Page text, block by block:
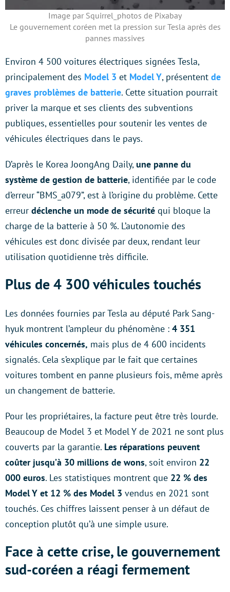
Image par Squirrel_photos de Pixabay
Le gouvernement coréen met la pression sur Tesla après des
pannes massives
Environ 4 500 voitures électriques signées Tesla,
principalement des Model 3 et Model Y, présentent de
graves problèmes de batterie. Cette situation pourrait
priver la marque et ses clients des subventions
publiques, essentielles pour soutenir les ventes de
véhicules électriques dans le pays.
D’après le Korea JoongAng Daily, une panne du
système de gestion de batterie, identifiée par le code
d’erreur “BMS_a079”, est à l’origine du problème. Cette
erreur déclenche un mode de sécurité qui bloque la
charge de la batterie à 50 %. L’autonomie des
véhicules est donc divisée par deux, rendant leur
utilisation quotidienne très difficile.
Plus de 4 300 véhicules touchés
Les données fournies par Tesla au député Park Sang-
hyuk montrent l’ampleur du phénomène : 4 351
véhicules concernés, mais plus de 4 600 incidents
signalés. Cela s’explique par le fait que certaines
voitures tombent en panne plusieurs fois, même après
un changement de batterie.
Pour les propriétaires, la facture peut être très lourde.
Beaucoup de Model 3 et Model Y de 2021 ne sont plus
couverts par la garantie. Les réparations peuvent
coûter jusqu’à 30 millions de wons, soit environ 22
000 euros. Les statistiques montrent que 22 % des
Model Y et 12 % des Model 3 vendus en 2021 sont
touchés. Ces chiffres laissent penser à un défaut de
conception plutôt qu’à une simple usure.
Face à cette crise, le gouvernement
sud-coréen a réagi fermement